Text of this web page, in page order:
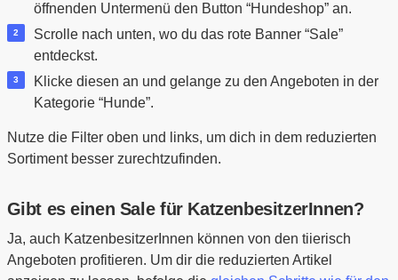
öffnenden Untermenü den Button “Hundeshop” an.
Scrolle nach unten, wo du das rote Banner “Sale”
entdeckst.
Klicke diesen an und gelange zu den Angeboten in der
Kategorie “Hunde”.
Nutze die Filter oben und links, um dich in dem reduzierten
Sortiment besser zurechtzufinden.
Gibt es einen Sale für KatzenbesitzerInnen?
Ja, auch KatzenbesitzerInnen können von den tiierisch
Angeboten profitieren. Um dir die reduzierten Artikel